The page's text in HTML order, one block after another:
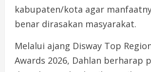
kabupaten/kota agar
benar dirasakan masyarakat.
Melalui ajang Disway Top
Awards 2026, Dahlan berharap